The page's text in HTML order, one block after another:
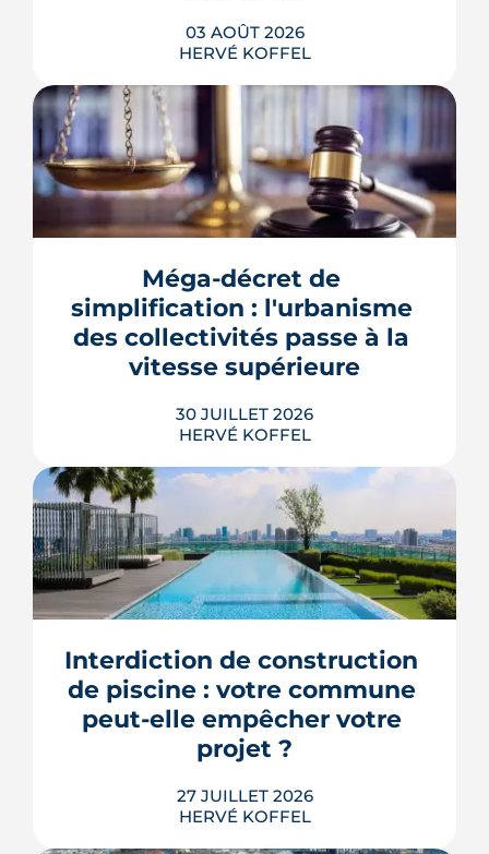
03 AOÛT 2026
HERVÉ KOFFEL
Se loger à Montpellier pour la rentrée
2026 tient de la course de vitesse, sur
un marché où le studio part en
étudiants internationaux, une réforme
des aides au logement entrée en
vigueur le 1er juillet vient alourdir la
note.
LIRE L'ARTICLE
Méga-décret de
simplification : l'urbanisme
des collectivités passe à la
vitesse supérieure
30 JUILLET 2026
HERVÉ KOFFEL
Trente mesures, huit codes, un mot
d'ordre : faire agir les maires plus vite.
Le deuxième méga-décret de
photovoltaïque et l'habitat, mais
plusieurs de ses raccourcis inquiètent
déjà le juge consultatif des normes.
LIRE L'ARTICLE
Interdiction de construction
de piscine : votre commune
peut-elle empêcher votre
projet ?
27 JUILLET 2026
HERVÉ KOFFEL